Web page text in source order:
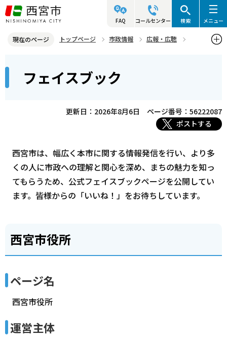
こ
の
ジ
先
FAQ コールセンター 検索 メニュー
現在のページ トップページ 市政情報
広報・広聴
こ
フェイスブック
更新日：2026年8月6日
ページ番号：56222087
ポストする
西宮市は、幅広く本市に関する情報発信を行い、より多
くの人に市政への理解と関心を深め、まちの魅力を知っ
てもらうため、公式フェイスブックページを公開してい
ます。皆様からの「いいね！」をお待ちしています。
西宮市役所
ページ名
西宮市役所
運営主体